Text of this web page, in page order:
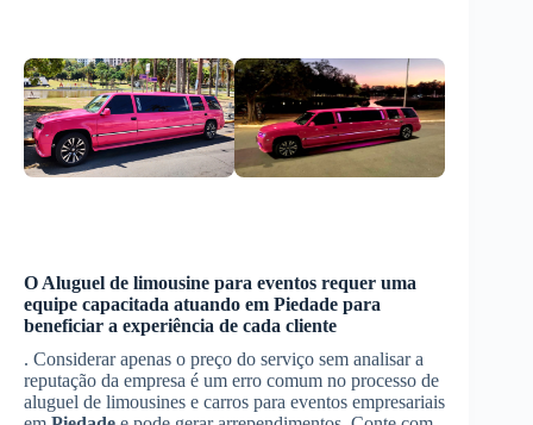
O Aluguel de limousine para eventos requer uma
equipe capacitada atuando em Piedade para
beneficiar a experiência de cada cliente
. Considerar apenas o preço do serviço sem analisar a
reputação da empresa é um erro comum no processo de
aluguel de limousines e carros para eventos empresariais